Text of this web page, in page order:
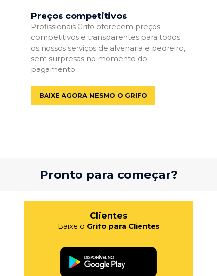
Preços competitivos
Profissionais Grifo oferecem preços
competitivos e transparentes para todos
os nossos serviços de alvenaria e pedreiro,
sem surpresas no momento do
pagamento.
BAIXE AGORA MESMO O GRIFO
Pronto para começar?
Clientes
Baixe o Grifo para Clientes